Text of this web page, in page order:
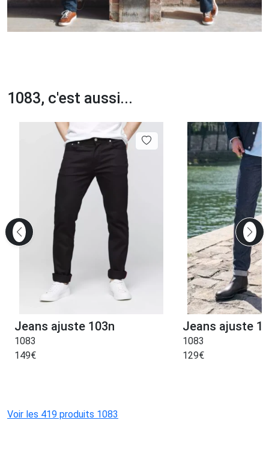
1083, c'est aussi...
Jeans ajuste 103n
1083
149€
Jeans ajuste
1083
129€
Voir les 419 produits 1083